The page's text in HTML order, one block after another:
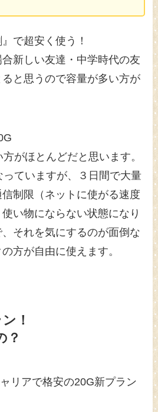
で超安く使う！
合新しい友達・中学時代の友
と思うので容量が多い方が
がほとんどだと思います。
ていますが、３日間で大量
制限（ネットに使がる速度
い物にならない状態になり
それを気にするのが面倒な
方が自由に使えます。
！
？
リアで格安の20G新プラン